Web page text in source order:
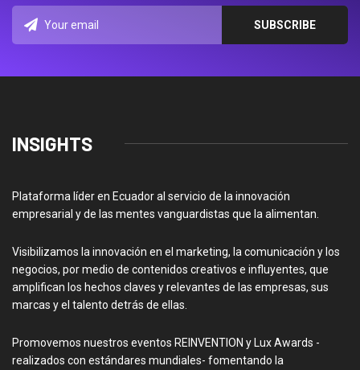
INSIGHTS
Plataforma líder en Ecuador al servicio de la innovación
empresarial y de las mentes vanguardistas que la alimentan.
Visibilizamos la innovación en el marketing, la comunicación y los
negocios, por medio de contenidos creativos e influyentes, que
amplifican los hechos claves y relevantes de las empresas, sus
marcas y el talento detrás de ellas.
Promovemos nuestros eventos REINVENTION y Lux Awards -
realizados con estándares mundiales- fomentando la